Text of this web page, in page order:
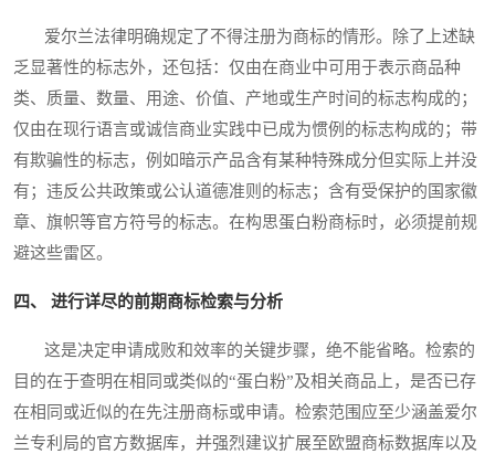
爱尔兰法律明确规定了不得注册为商标的情形。除了上述缺
乏显著性的标志外，还包括：仅由在商业中可用于表示商品种
类、质量、数量、用途、价值、产地或生产时间的标志构成的；
仅由在现行语言或诚信商业实践中已成为惯例的标志构成的；带
有欺骗性的标志，例如暗示产品含有某种特殊成分但实际上并没
有；违反公共政策或公认道德准则的标志；含有受保护的国家徽
章、旗帜等官方符号的标志。在构思蛋白粉商标时，必须提前规
避这些雷区。
四、 进行详尽的前期商标检索与分析
这是决定申请成败和效率的关键步骤，绝不能省略。检索的
目的在于查明在相同或类似的“蛋白粉”及相关商品上，是否已存
在相同或近似的在先注册商标或申请。检索范围应至少涵盖爱尔
兰专利局的官方数据库，并强烈建议扩展至欧盟商标数据库以及